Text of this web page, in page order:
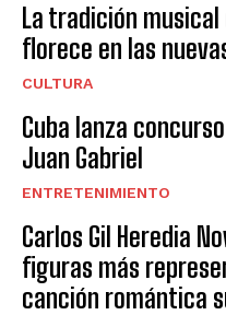
La tradición musical
florece en las
CULTURA
Cuba lanza
Juan Gabriel
ENTRETENIMIENTO
Carlos Gil Heredia
figuras más
canción romántica